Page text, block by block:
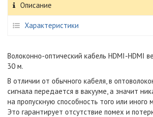
Описание
Характеристики
Волоконно-оптический кабель HDMI-HDMI
30 м.
В отличии от обычного кабеля,в
сигнала передается в вакууме, а значит
на пропускную способность того или иного
Это гарантирует отсутствие помех и